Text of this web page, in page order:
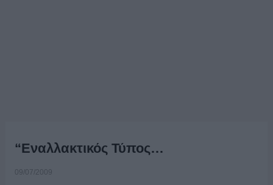
“Εναλλακτικός Τύπος…
09/07/2009